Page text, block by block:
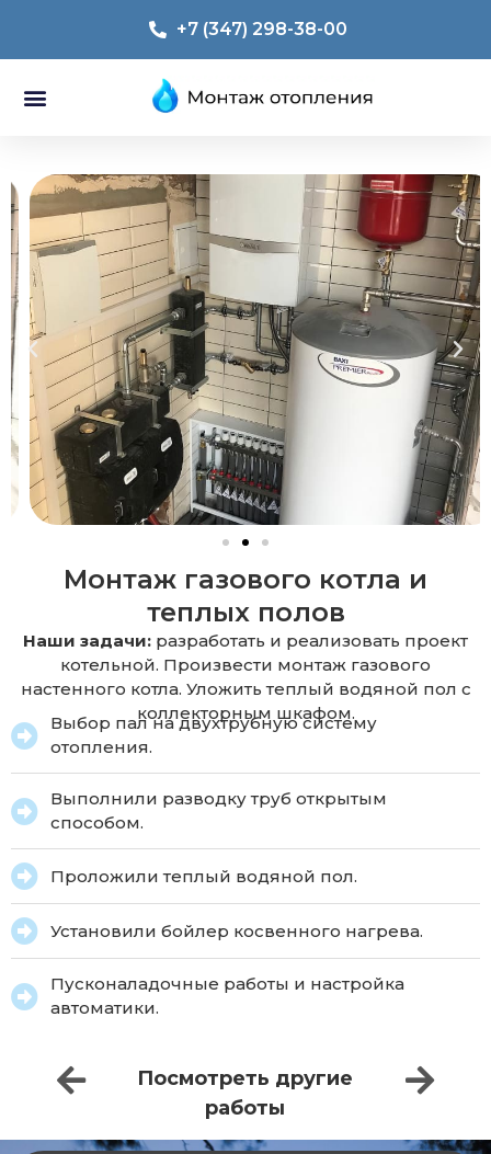
+7 (347) 298-38-00
Монтаж газового котла и
теплых полов
Наши задачи: разработать и реализовать проект
котельной. Произвести монтаж газового
настенного котла. Уложить теплый водяной пол с
коллекторным шкафом.
Выбор пал на двухтрубную систему
отопления.
Выполнили разводку труб открытым
способом.
Проложили теплый водяной пол.
Установили бойлер косвенного нагрева.
Пусконаладочные работы и настройка
автоматики.
Посмотреть другие
работы